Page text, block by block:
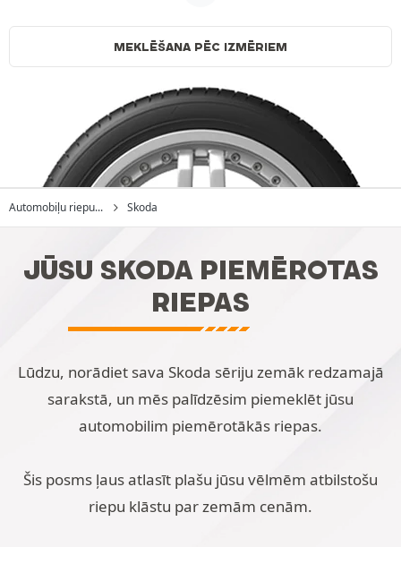
MEKLĒŠANA PĒC IZMĒRIEM
Automobiļu riepu... Skoda
JŪSU SKODA PIEMĒROTAS
RIEPAS
Lūdzu, norādiet sava Skoda sēriju zemāk redzamajā
sarakstā, un mēs palīdzēsim piemeklēt jūsu
automobilim piemērotākās riepas.
Šis posms ļaus atlasīt plašu jūsu vēlmēm atbilstošu
riepu klāstu par zemām cenām.